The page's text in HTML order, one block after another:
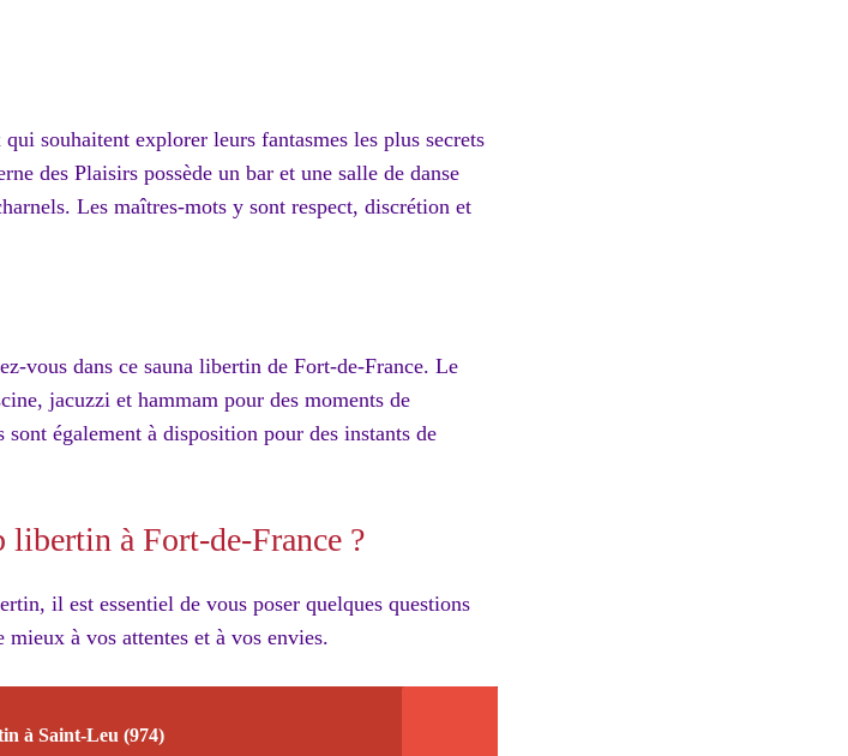
souhaitent explorer leurs fantasmes les plus secrets
des Plaisirs possède un bar et une salle de danse
Les maîtres-mots y sont respect, discrétion et
vous dans ce sauna libertin de Fort-de-France. Le
jacuzzi et hammam pour des moments de
également à disposition pour des instants de
à Fort-de-France ?
il est essentiel de vous poser quelques questions
à vos attentes et à vos envies.
à Saint-Leu (974)